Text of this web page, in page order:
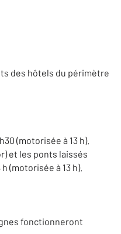
des hôtels du périmètre
(motorisée à 13 h).
et les ponts laissés
(motorisée à 13 h).
fonctionneront